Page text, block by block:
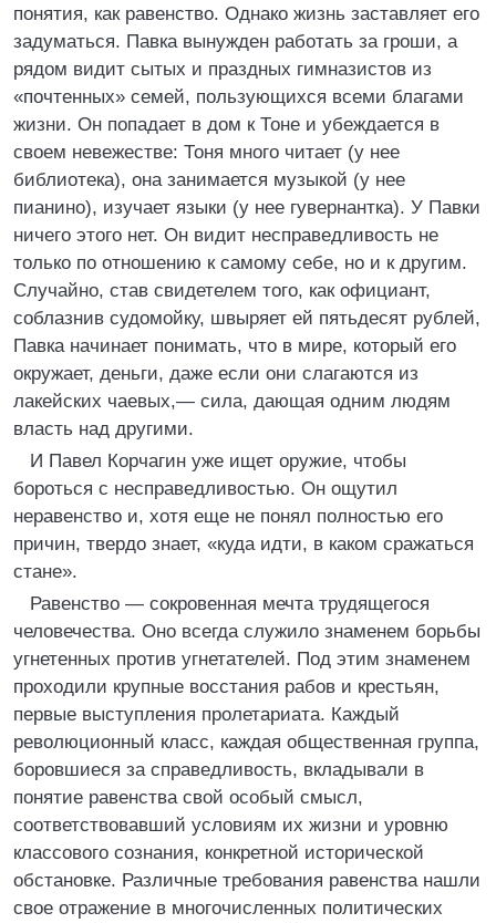
понятия, как равенство. Однако жизнь заставляет его
задуматься. Павка вынужден работать за гроши, а
рядом видит сытых и праздных гимназистов из
«почтенных» семей, пользующихся всеми благами
жизни. Он попадает в дом к Тоне и убеждается в
своем невежестве: Тоня много читает (у нее
библиотека), она занимается музыкой (у нее
пианино), изучает языки (у нее гувернантка). У Павки
ничего этого нет. Он видит несправедливость не
только по отношению к самому себе, но и к другим.
Случайно, став свидетелем того, как официант,
соблазнив судомойку, швыряет ей пятьдесят рублей,
Павка начинает понимать, что в мире, который его
окружает, деньги, даже если они слагаются из
лакейских чаевых,— сила, дающая одним людям
власть над другими.
И Павел Корчагин уже ищет оружие, чтобы
бороться с несправедливостью. Он ощутил
неравенство и, хотя еще не понял полностью его
причин, твердо знает, «куда идти, в каком сражаться
стане».
Равенство — сокровенная мечта трудящегося
человечества. Оно всегда служило знаменем борьбы
угнетенных против угнетателей. Под этим знаменем
проходили крупные восстания рабов и крестьян,
первые выступления пролетариата. Каждый
революционный класс, каждая общественная группа,
боровшиеся за справедливость, вкладывали в
понятие равенства свой особый смысл,
соответствовавший условиям их жизни и уровню
классового сознания, конкретной исторической
обстановке. Различные требования равенства нашли
свое отражение в многочисленных политических